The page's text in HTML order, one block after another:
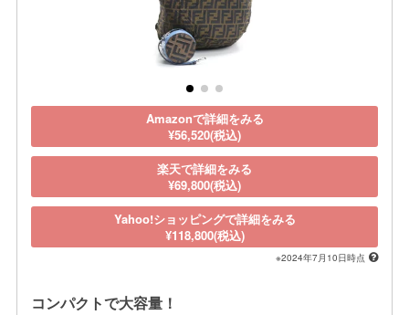
Amazonで詳細をみる
¥56,520(税込)
楽天で詳細をみる
¥69,800(税込)
Yahoo!ショッピングで詳細をみる
¥118,800(税込)
※2024年7月10日時点
コンパクトで大容量！